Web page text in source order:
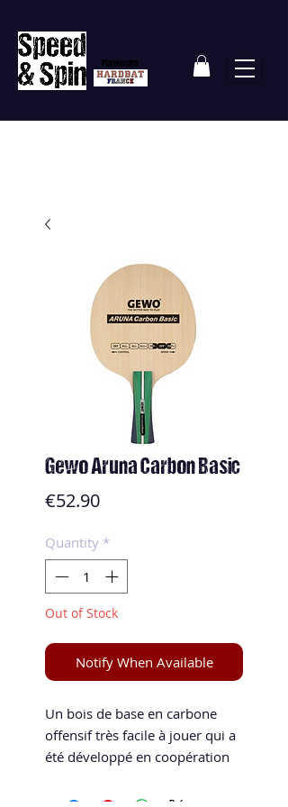
Partenaire
Gewo Aruna Carbon Basic
€52.90Price
Quantity *
Out of Stock
Notify When Available
Un bois de base en carbone
offensif très facile à jouer qui a
été développé en coopération
variations sûres et puissantes